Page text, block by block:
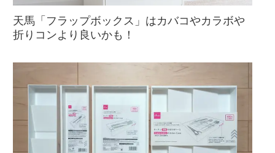
天馬「フラップボックス」はカバコやカラボや
折りコンより良いかも！